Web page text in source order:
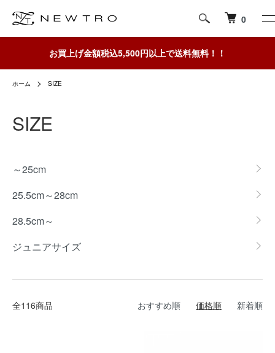
0
お買上げ金額税込5,500円以上で送料無料！！
ホーム SIZE
SIZE
～25cm
25.5cm～28cm
28.5cm～
ジュニアサイズ
全116商品 おすすめ順 価格順 新着順